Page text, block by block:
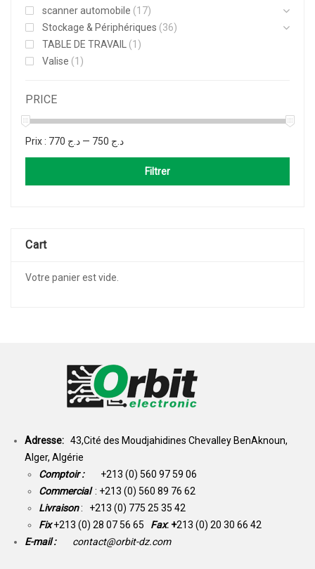
scanner automobile (17)
Stockage & Périphériques (36)
TABLE DE TRAVAIL (1)
Valise (1)
PRICE
Filtrer
Prix : د.ج 750 — د.ج 770
Cart
Votre panier est vide.
Adresse: 43,Cité des Moudjahidines Chevalley BenAknoun,
Alger, Algérie
Comptoir : +213 (0) 560 97 59 06
Commercial : +213 (0) 560 89 76 62
Livraison: +213 (0) 775 25 35 42
Fix +213 (0) 28 07 56 65 Fax: +213 (0) 20 30 66 42
E-mail :
contact@orbit-dz.com